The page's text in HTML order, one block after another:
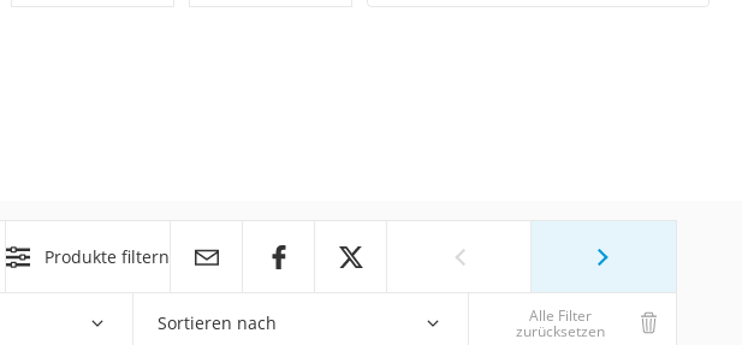
Produkte filtern
Sortieren nach Alle Filter
zurücksetzen